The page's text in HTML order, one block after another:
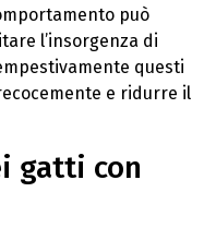
può
l’insorgenza di
questi
e ridurre il
gatti con